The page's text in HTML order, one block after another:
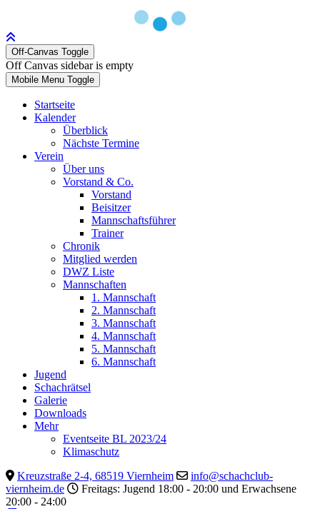
Off-Canvas Toggle
Off Canvas sidebar is empty
Mobile Menu Toggle
Startseite
Kalender
Überblick
Nächste Termine
Verein
Über uns
Vorstand & Co.
Vorstand
Beisitzer
Mannschaftsführer
Trainer
Chronik
Mitglied werden
DWZ Liste
Mannschaften
1. Mannschaft
2. Mannschaft
3. Mannschaft
4. Mannschaft
5. Mannschaft
6. Mannschaft
Jugend
Schachrätsel
Galerie
Downloads
Mehr
Eventseite BL 2023/24
Klimaschutz
Kreuzstraße 2-4, 68519 Viernheim
info@schachclub-
viernheim.de
Freitags: Jugend 18:00 - 20:00 und Erwachsene
20:00 - 24:00